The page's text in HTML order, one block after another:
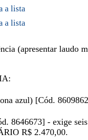
a lista
a lista
(apresentar
azul) [Cód.
8646673] - exige
R$ 2.470,00.